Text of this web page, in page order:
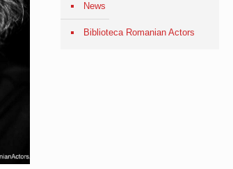
News
Biblioteca Romanian Actors